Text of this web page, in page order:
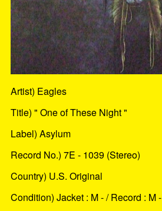
Artist) Eagles
Title) " One of These Night "
Label) Asylum
Record No.) 7E - 1039 (Stereo)
Country) U.S. Original
Condition) Jacket : M - / Record : M -